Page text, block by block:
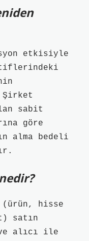
etkisiyle
Şirket
sabit
göre
alma bedeli
hisse
satın
alıcı ile